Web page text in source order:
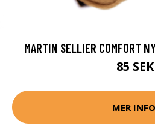
MARTIN SELLIER COMFORT
85 SEK
MER